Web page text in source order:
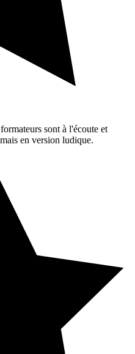
sont à l'écoute et
en version ludique.